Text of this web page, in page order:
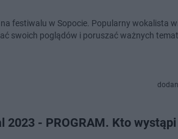
festiwalu w Sopocie. Popularny wokalista
swoich poglądów i poruszać ważnych
2023 - PROGRAM. Kto